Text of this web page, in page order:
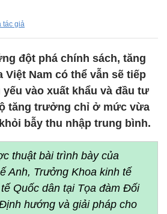
tác giả
đột phá chính sách, tăng
Nam có thể vẫn sẽ tiếp
vào xuất khẩu và đầu tư
tăng trưởng chỉ ở mức vừa
bẫy thu nhập trung bình.
thuật bài trình bày của
Anh, Trưởng Khoa kinh tế
Quốc dân tại Tọa đàm Đối
hướng và giải pháp cho